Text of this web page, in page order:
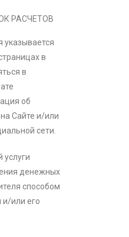
РАСЧЕТОВ
указывается
в
в
об
Сайте и/или
сети.
услуги
денежных
способом
и/или его